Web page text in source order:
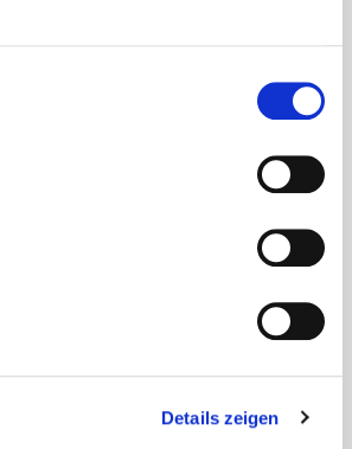
Details zeigen